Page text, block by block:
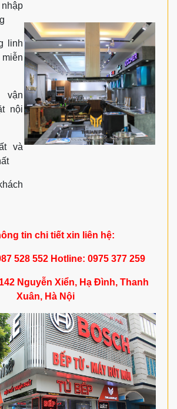
linh
vận
nội
và
tin chi tiết xin liên hệ:
528 552 Hotline: 0975 377 259
Nguyễn Xiển, Hạ Đình, Thanh
Xuân, Hà Nội